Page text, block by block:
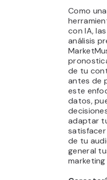
Como
con IA,
análisis
de tu
antes de
este
datos,
adaptar
de tu
general